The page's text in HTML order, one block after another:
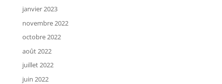
janvier 2023
novembre 2022
octobre 2022
août 2022
juillet 2022
juin 2022